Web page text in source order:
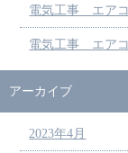
電気工事 エア
電気工事 エア
アーカイブ
2023年4月